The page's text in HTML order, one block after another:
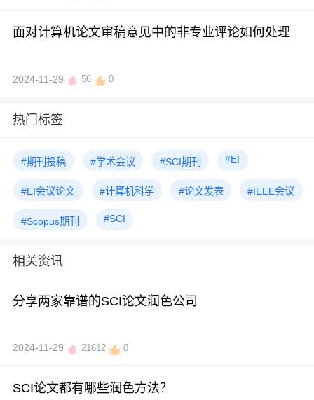
面对计算机论文审稿意见中的非专业评论如何处理
2024-11-29 56 0
热门标签
#期刊投稿 #学术会议 #SCI期刊 #EI
#EI会议论文 #计算机科学 #论文发表 #IEEE会议
#Scopus期刊 #SCI
相关资讯
分享两家靠谱的SCI论文润色公司
2024-11-29 21612 0
SCI论文都有哪些润色方法？